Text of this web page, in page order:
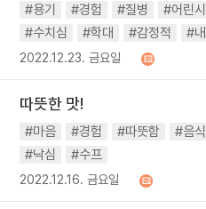
#용기 #경험 #질병 #어린
#수치심
#학대 #감정적 #
2022.12.23. 금요일
따뜻한 맛!
#마음 #경험 #따뜻함 #음식
#낙심
#수프
2022.12.16. 금요일